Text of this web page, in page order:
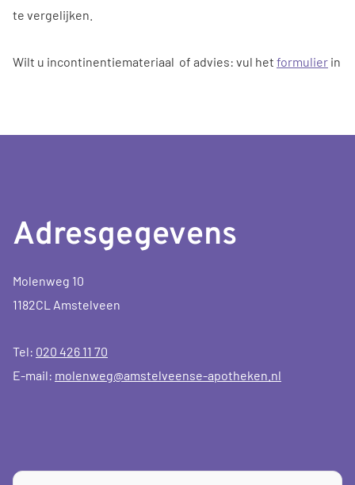
te vergelijken.
Wilt u incontinentiemateriaal of advies: vul het formulier in
Adresgegevens
Molenweg 10
1182CL Amstelveen
Tel: 020 426 11 70
E-mail: molenweg@amstelveense-apotheken.nl